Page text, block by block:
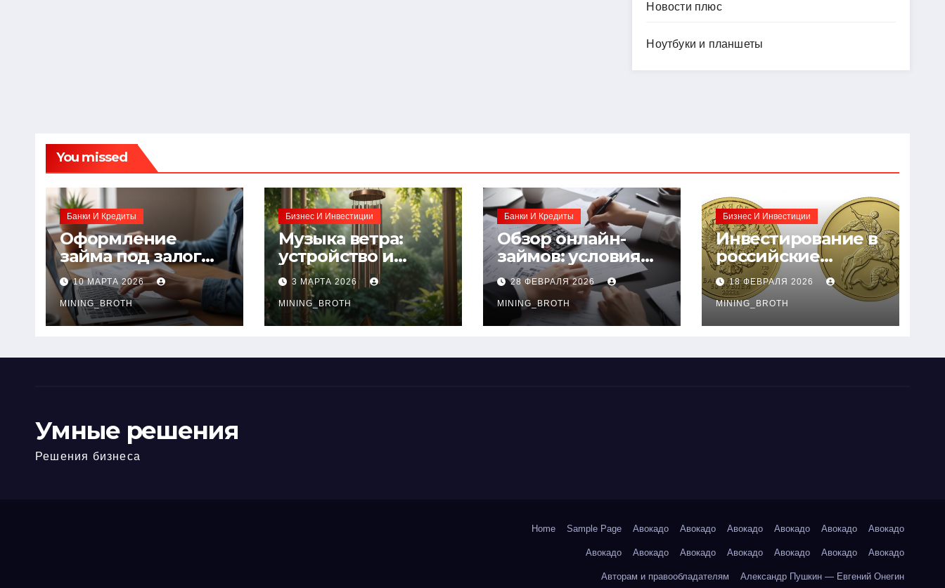
Новости плюс
Ноутбуки и планшеты
You missed
Банки И Кредиты
Оформление
займа под залог
ПТС онлайн на
карту без визита в
офис: порядок,
требования и
10 МАРТА 2026
MINING_BROTH
Бизнес И Инвестиции
Музыка ветра:
устройство и
принципы
звучания
колокольчиков
3 МАРТА 2026
MINING_BROTH
Банки И Кредиты
Обзор онлайн-
займов: условия
выдачи,
процентные
ставки и
требования к
28 ФЕВРАЛЯ 2026
MINING_BROTH
Бизнес И Инвестиции
Инвестирование в
российские
золотые монеты:
подробное
руководство
18 ФЕВРАЛЯ 2026
MINING_BROTH
Умные решения
Решения бизнеса
Home Sample Page Авокадо Авокадо Авокадо Авокадо Авокадо Авокадо
Авокадо Авокадо Авокадо Авокадо Авокадо Авокадо Авокадо
Авторам и правообладателям Александр Пушкин — Евгений Онегин